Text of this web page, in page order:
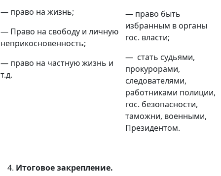
— право на жизнь;
— Право на свободу и личную
неприкосновенность;
— право на частную жизнь и
т.д.
— право быть
избранным в органы
гос. власти;
— стать судьями,
прокурорами,
следователями,
работниками полиции,
гос. безопасности,
таможни, военными,
Президентом.
Итоговое закрепление.